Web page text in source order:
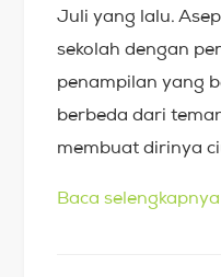
Juli yang lalu.
sekolah dengan
penampilan yang
berbeda dari
membuat dirinya
Baca selengkapnya